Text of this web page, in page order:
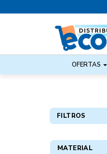
OFERTAS
FILTROS
MATERIAL